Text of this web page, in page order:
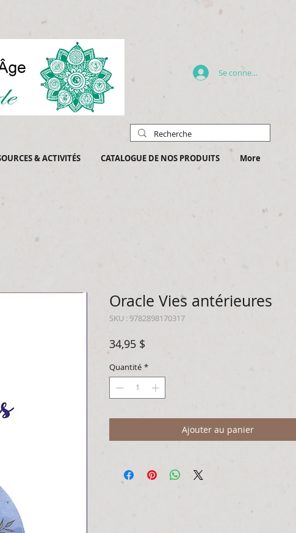
Se connecter
& ACTIVITÉS CATALOGUE DE NOS PRODUITS More
Oracle Vies antérieures
SKU : 9782898170317
34,95 $
Quantité *
Ajouter au panier